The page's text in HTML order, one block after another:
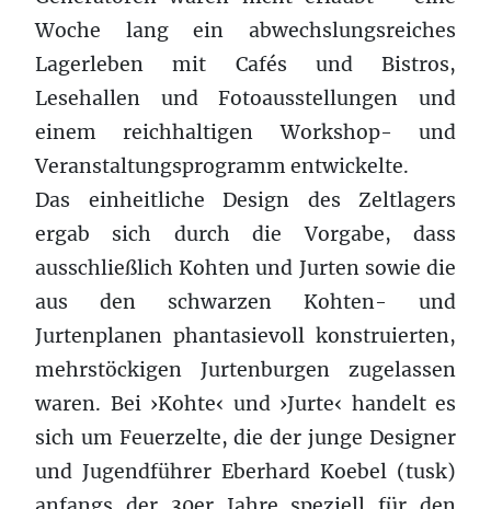
Woche lang ein abwechslungsreiches
Lagerleben mit Cafés und Bistros,
Lesehallen und Fotoausstellungen und
einem reichhaltigen Workshop- und
Veranstaltungsprogramm entwickelte.
Das einheitliche Design des Zeltlagers
ergab sich durch die Vorgabe, dass
ausschließlich Kohten und Jurten sowie die
aus den schwarzen Kohten- und
Jurtenplanen phantasievoll konstruierten,
mehrstöckigen Jurtenburgen zugelassen
waren. Bei ›Kohte‹ und ›Jurte‹ handelt es
sich um Feuerzelte, die der junge Designer
und Jugendführer Eberhard Koebel (tusk)